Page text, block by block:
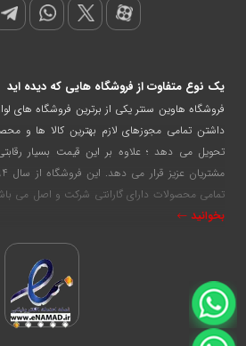
یک نوع متفاوت از فروشگاه هایی که دیده اید
فروشگاه هاوین سنتر یکی از برترین فروشگاه های
داشتن تمامی مجوزهای لازم بهترین کالا ها و
تحویل می دهد ؛ علاوه بر این قیمت بسیار
تمامی محصولات دارای گارانتی شرکت و اصل می
بخوانید